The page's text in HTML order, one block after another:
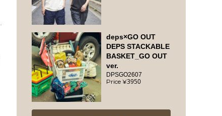
deps×GO OUT
DEPS STACKABLE
BASKET_GO OUT
ver.
DPSGO2607
3950